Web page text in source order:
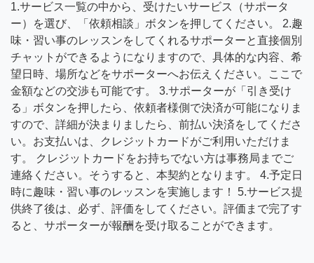
1.サービス一覧の中から、受けたいサービス（サポータ
ー）を選び、「依頼相談」ボタンを押してください。 2.趣
味・習い事のレッスンをしてくれるサポーターと直接個別
チャットができるようになりますので、具体的な内容、希
望日時、場所などをサポーターへお伝えください。ここで
金額などの交渉も可能です。 3.サポーターが「引き受け
る」ボタンを押したら、依頼者様側で決済が可能になりま
すので、詳細が決まりましたら、前払い決済をしてくださ
い。お支払いは、クレジットカードがご利用いただけま
す。 クレジットカードをお持ちでない方は事務局までご
連絡ください。そうすると、本契約となります。 4.予定日
時に趣味・習い事のレッスンを実施します！ 5.サービス提
供終了後は、必ず、評価をしてください。評価まで完了す
ると、サポーターが報酬を受け取ることができます。